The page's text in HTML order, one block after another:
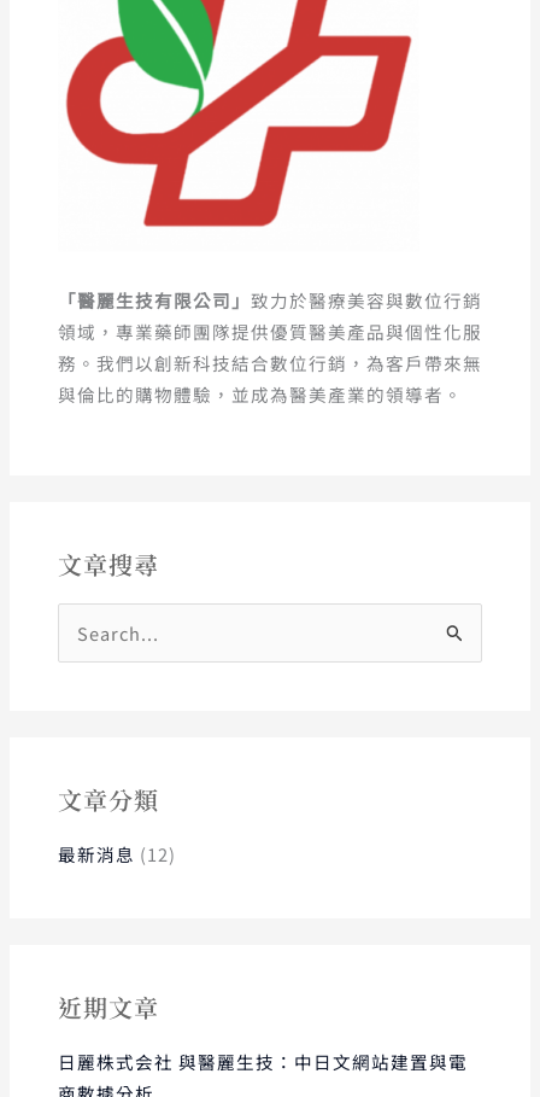
「醫麗生技有限公司」 致力於醫療美容與數位行銷
領域，專業藥師團隊提供優質醫美產品與個性化服
務。我們以創新科技結合數位行銷，為客戶帶來無
與倫比的購物體驗，並成為醫美產業的領導者。
文章搜尋
文章分類
最新消息 (12)
近期文章
日麗株式会社 與醫麗生技：中日文網站建置與電